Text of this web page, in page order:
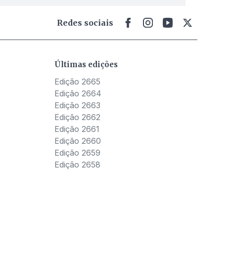
Redes sociais
Últimas edições
Edição 2665
Edição 2664
Edição 2663
Edição 2662
Edição 2661
Edição 2660
Edição 2659
Edição 2658